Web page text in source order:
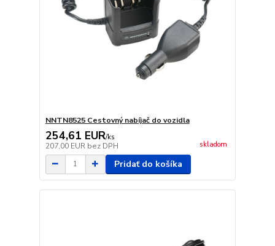
NNTN8525 Cestovný nabíjač do vozidla
254,61 EUR/ks
207,00 EUR bez DPH skladom
Pridať do košíka